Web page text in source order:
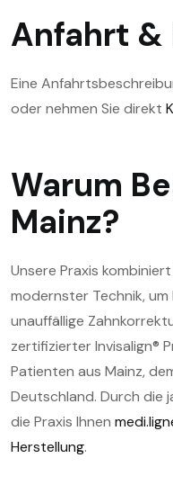
Anfahrt &
Eine
oder nehmen Sie direkt
Warum
Mainz?
Unsere Praxis
modernster Technik,
unauffällige
zertifizierter Invisalign®
Patienten aus Mainz,
Deutschland. Durch die
die Praxis Ihnen
Herstellung.